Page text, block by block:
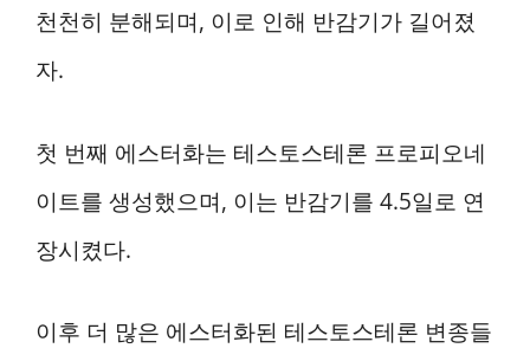
천천히 분해되며, 이로 인해 반감기가 길어졌
자.
첫 번째 에스터화는 테스토스테론 프로피오네
이트를 생성했으며, 이는 반감기를 4.5일로 연
장시켰다.
이후 더 많은 에스터화된 테스토스테론 변종들